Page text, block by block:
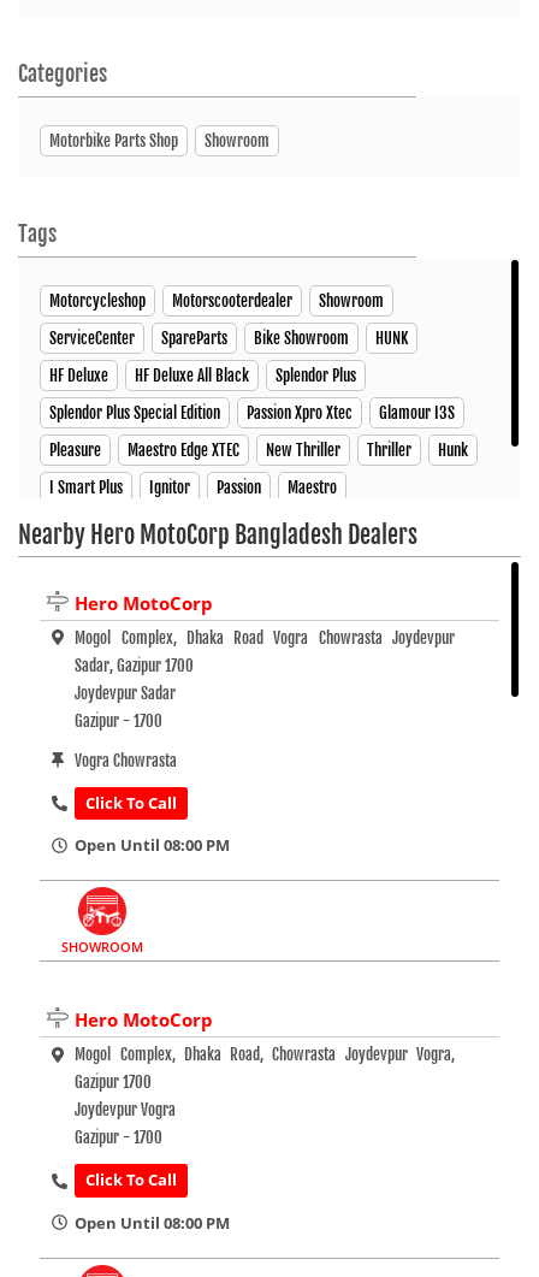
Categories
Motorbike Parts Shop Showroom
Tags
Motorcycleshop Motorscooterdealer
Showroom
ServiceCenter
SpareParts Bike Showroom
HUNK
HF Deluxe
HF Deluxe All Black
Splendor Plus
Splendor Plus Special Edition
Passion Xpro Xtec
Glamour I3S
Pleasure
Maestro Edge XTEC New Thriller Thriller
Hunk
I Smart Plus
Ignitor Passion Maestro
Nearby Hero MotoCorp Bangladesh Dealers
Hero MotoCorp
Mogol Complex, Dhaka Road Vogra Chowrasta Joydevpur
Sadar, Gazipur 1700
Joydevpur Sadar
Gazipur - 1700
Vogra Chowrasta
Click To Call
Open Until 08:00 PM
SHOWROOM
Hero MotoCorp
Mogol Complex, Dhaka Road, Chowrasta Joydevpur Vogra,
Gazipur 1700
Joydevpur Vogra
Gazipur - 1700
Click To Call
Open Until 08:00 PM